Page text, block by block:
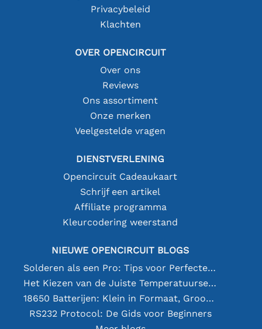
Privacybeleid
Klachten
OVER OPENCIRCUIT
Over ons
Reviews
Ons assortiment
Onze merken
Veelgestelde vragen
DIENSTVERLENING
Opencircuit Cadeaukaart
Schrijf een artikel
Affiliate programma
Kleurcodering weerstand
NIEUWE OPENCIRCUIT BLOGS
Solderen als een Pro: Tips voor Perfecte Elektronische Verbindingen
Het Kiezen van de Juiste Temperatuursensor [youtube]
18650 Batterijen: Klein in Formaat, Groot in Prestatie
RS232 Protocol: De Gids voor Beginners